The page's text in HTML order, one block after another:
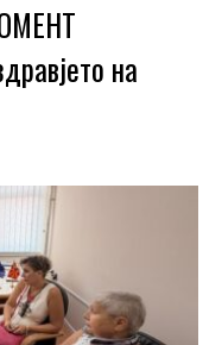
на